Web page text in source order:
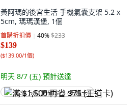
黃阿瑪的後宮生活 手機氣囊支架 5.2 x
5cm, 瑪瑪漢堡, 1個
首購折扣價 40%$233
$139
($139.00/1個)
明天 8/7 (五) 預計送達
满 $1,500 再省 $75 (王道卡)